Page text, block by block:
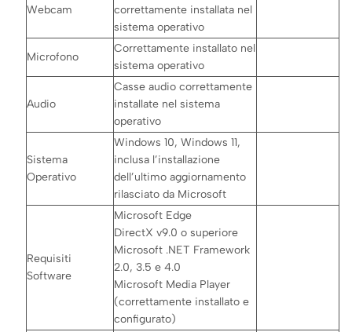
Webcam
correttamente installata nel
sistema operativo
Microfono
Correttamente installato nel
sistema operativo
Audio
Casse audio correttamente
installate nel sistema
operativo
Sistema
Operativo
Windows 10, Windows 11,
inclusa l’installazione
dell’ultimo aggiornamento
rilasciato da Microsoft
Requisiti
Software
Microsoft Edge
DirectX v9.0 o superiore
Microsoft .NET Framework
2.0, 3.5 e 4.0
Microsoft Media Player
(correttamente installato e
configurato)